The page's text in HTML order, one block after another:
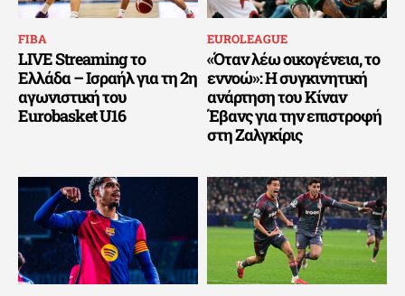
FIBA
LIVE Streaming το
Ελλάδα – Ισραήλ για τη 2η
αγωνιστική του
Eurobasket U16
EUROLEAGUE
«Όταν λέω οικογένεια, το
εννοώ»: Η συγκινητική
ανάρτηση του Κίναν
Έβανς για την επιστροφή
στη Ζαλγκίρις